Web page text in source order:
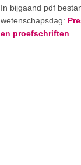
In bijgaand pdf
wetenschapsdag:
en proefschriften